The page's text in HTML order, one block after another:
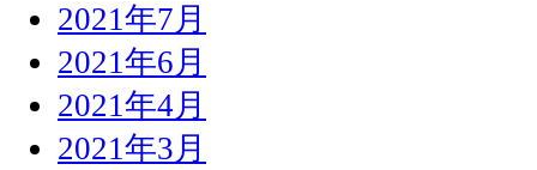
2021年7月
2021年6月
2021年4月
2021年3月